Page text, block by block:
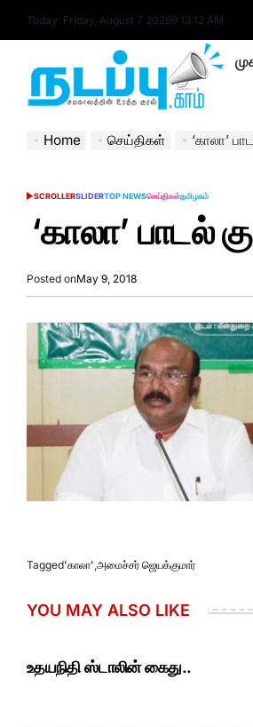
Today: Friday, August 7 20269:13:13 AM
nadappu.com
Home செய்திகள் ‘காலா’
POSTED
SCROLLERSLIDERTOP NEWSசெய்திகள்தமிழகம்
‘காலா’ பாடல்
Posted onMay 9, 2018
Tagged'காலா' அமைச்சர் ஜெயக்குமார்
YOU MAY ALSO LIKE
உதயநிதி ஸ்டாலின் கைது..